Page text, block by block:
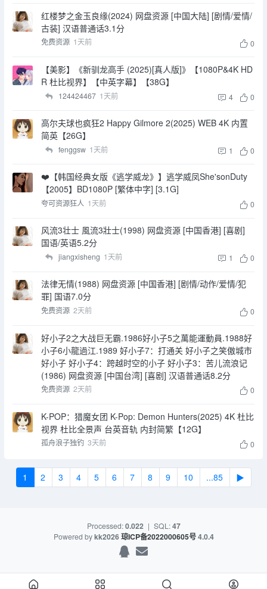
红楼梦之金玉良缘(2024) 网盘资源 [中国大陆] [剧情/爱情/
古装] 汉语普通话3.1分
免费资源 1天前 0
【美影】《新驯龙高手 (2025)[真人版]》【1080P&4K HD
R 杜比视界】【中英字幕】【38G】
124424467 1天前 4 0
高尔夫球也疯狂2 Happy Gilmore 2(2025) WEB 4K 内置
简英【26G】
fenggsw 1天前 1 0
❤️【韩国经典女版《逃学威龙》】逃学威凤She'sonDuty
【2005】BD1080P [繁体中字] [3.1G]
夸可资源狂人 1天前 0
风流3壮士 風流3壯士(1998) 网盘资源 [中国香港] [喜剧]
国语/英语5.2分
jiangxisheng 1天前 1 0
法律无情(1988) 网盘资源 [中国香港] [剧情/动作/爱情/犯
罪] 国语7.0分
免费资源 2天前 0
好小子2之大战巨无霸.1986好小子5之萬能運動員.1988好
小子6小龍過江.1989 好小子7：打通关 好小子之笑傲城市
好小子 好小子4：跨越时空的小子 好小子3：苦儿流浪记
(1986) 网盘资源 [中国台湾] [喜剧] 汉语普通话8.2分
免费资源 2天前 0
K-POP：猎魔女团 K-Pop: Demon Hunters(2025) 4K 杜比
视界 杜比全景声 台英音轨 内封简繁【12G】
孤舟浪子独钓 3天前 0
1 2 3 4 5 6 7 8 9 10 ...85 ▶
Processed:0.022 | SQL:47
Powered bykk2026琼ICP备2022000605号4.0.4